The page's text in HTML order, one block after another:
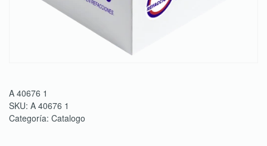
A 40676 1
SKU: A 40676 1
Categoría: Catalogo